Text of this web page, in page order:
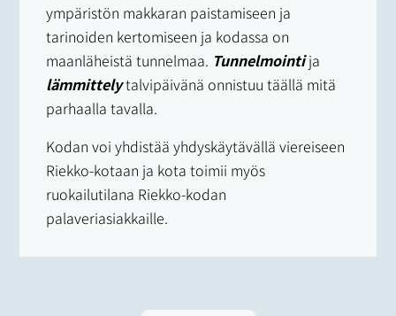
ympäristön makkaran paistamiseen ja
tarinoiden kertomiseen ja kodassa on
maanläheistä tunnelmaa. Tunnelmointija
lämmittelytalvipäivänä onnistuu täällä mitä
parhaalla tavalla.
Kodan voi yhdistää yhdyskäytävällä viereiseen
Riekko-kotaan ja kota toimii myös
ruokailutilana Riekko-kodan
palaveriasiakkaille.